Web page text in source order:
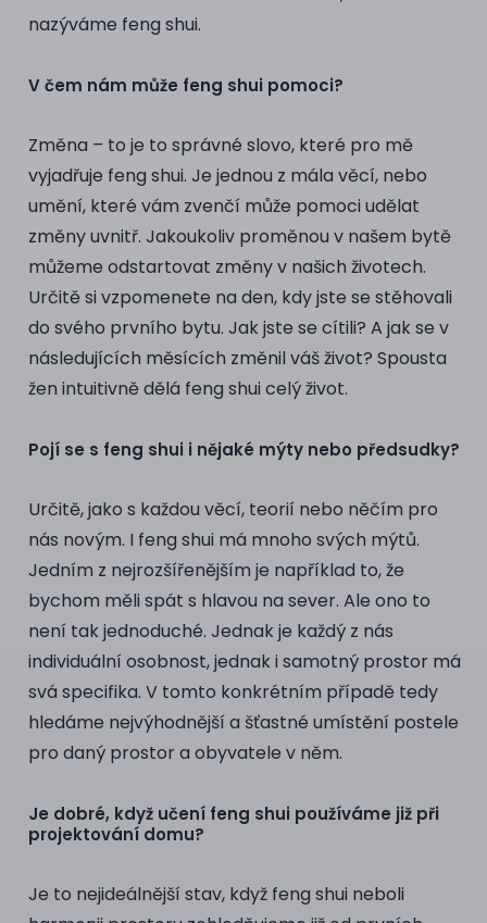
nazýváme feng shui.
V čem nám může feng shui pomoci?
Změna – to je to správné slovo, které pro mě
vyjadřuje feng shui. Je jednou z mála věcí, nebo
umění, které vám zvenčí může pomoci udělat
změny uvnitř. Jakoukoliv proměnou v našem bytě
můžeme odstartovat změny v našich životech.
Určitě si vzpomenete na den, kdy jste se stěhovali
do svého prvního bytu. Jak jste se cítili? A jak se v
následujících měsících změnil váš život? Spousta
žen intuitivně dělá feng shui celý život.
Pojí se s feng shui i nějaké mýty nebo předsudky?
Určitě, jako s každou věcí, teorií nebo něčím pro
nás novým. I feng shui má mnoho svých mýtů.
Jedním z nejrozšířenějším je například to, že
bychom měli spát s hlavou na sever. Ale ono to
není tak jednoduché. Jednak je každý z nás
individuální osobnost, jednak i samotný prostor má
svá specifika. V tomto konkrétním případě tedy
hledáme nejvýhodnější a šťastné umístění postele
pro daný prostor a obyvatele v něm.
Je dobré, když učení feng shui používáme již při
projektování domu?
Je to nejideálnější stav, když feng shui neboli